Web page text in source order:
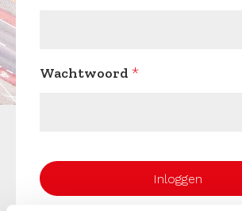
Wachtwoord *
Inloggen